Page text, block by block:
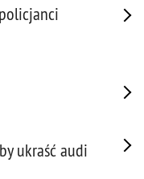
ukraść audi